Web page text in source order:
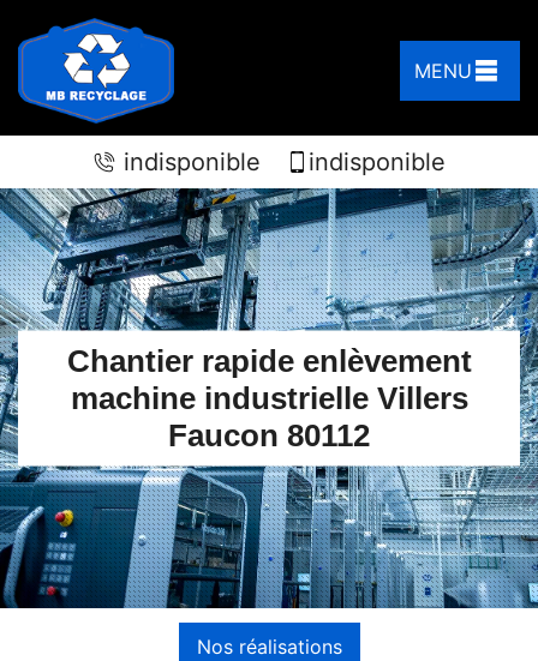
MENU
indisponible indisponible
Chantier rapide enlèvement
machine industrielle Villers
Faucon 80112
Nos réalisations